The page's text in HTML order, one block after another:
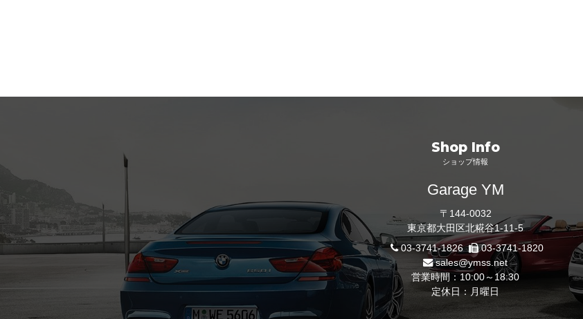
Shop Info
ショップ情報
Garage YM
〒144-0032
東京都大田区北糀谷1-11-5
03-3741-1826
03-3741-1820
sales@ymss.net
営業時間：10:00～18:30
定休日：月曜日